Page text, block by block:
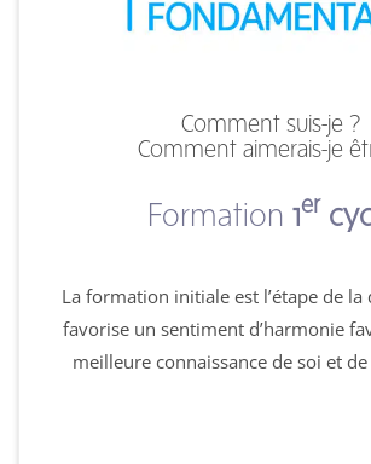
Comment suis-je ?
Comment aimerais-je
Formation 1er
La formation initiale est l’étape de la
favorise un sentiment d’harmonie
meilleure connaissance de soi et